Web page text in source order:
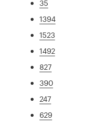
35
1394
1523
1492
827
390
247
629